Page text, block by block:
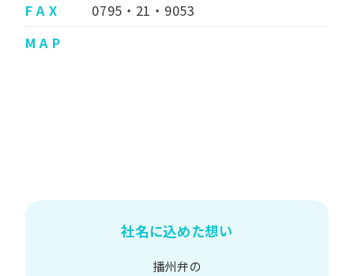
F A X
0795・21・9053
M A P
社名に込めた想い
播州弁の